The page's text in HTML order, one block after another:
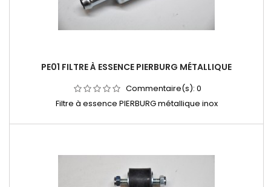
PE01 FILTRE À ESSENCE PIERBURG MÉTALLIQUE
Commentaire(s): 0
Filtre à essence PIERBURG métallique inox